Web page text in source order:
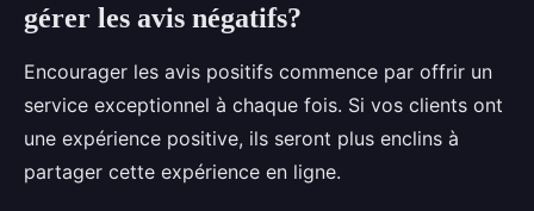
gérer les avis négatifs?
Encourager les avis positifs commence par offrir un
service exceptionnel à chaque fois. Si vos clients ont
une expérience positive, ils seront plus enclins à
partager cette expérience en ligne.